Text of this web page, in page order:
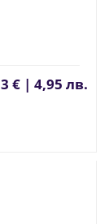
€ | 4,95 лв.